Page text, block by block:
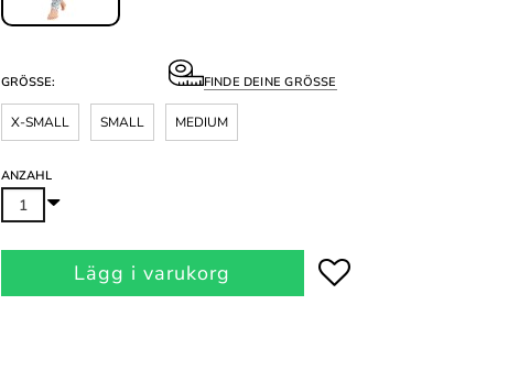
GRÖSSE: FINDE DEINE GRÖSSE
X-SMALL SMALL MEDIUM
ANZAHL
Lägg i varukorg